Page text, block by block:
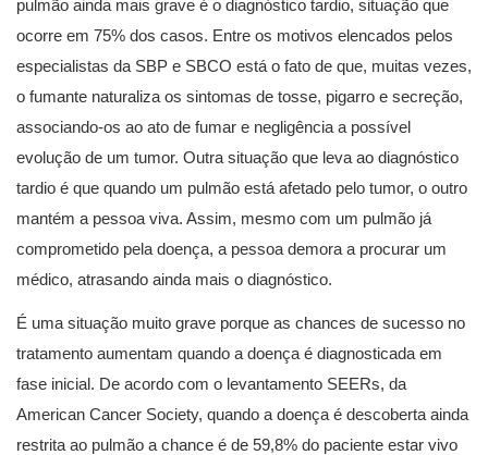
pulmão ainda mais grave é o diagnóstico tardio, situação que
ocorre em 75% dos casos. Entre os motivos elencados pelos
especialistas da SBP e SBCO está o fato de que, muitas vezes,
o fumante naturaliza os sintomas de tosse, pigarro e secreção,
associando-os ao ato de fumar e negligência a possível
evolução de um tumor. Outra situação que leva ao diagnóstico
tardio é que quando um pulmão está afetado pelo tumor, o outro
mantém a pessoa viva. Assim, mesmo com um pulmão já
comprometido pela doença, a pessoa demora a procurar um
médico, atrasando ainda mais o diagnóstico.
É uma situação muito grave porque as chances de sucesso no
tratamento aumentam quando a doença é diagnosticada em
fase inicial. De acordo com o levantamento SEERs, da
American Cancer Society, quando a doença é descoberta ainda
restrita ao pulmão a chance é de 59,8% do paciente estar vivo